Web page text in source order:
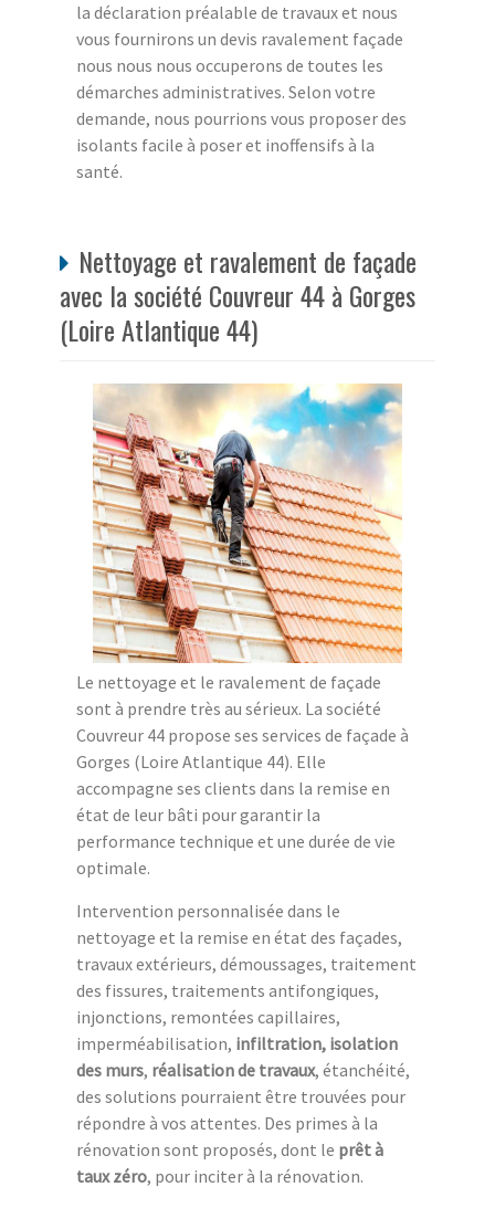
la déclaration préalable de travaux et nous
vous fournirons un devis ravalement façade
nous nous nous occuperons de toutes les
démarches administratives. Selon votre
demande, nous pourrions vous proposer des
isolants facile à poser et inoffensifs à la
santé.
Nettoyage et ravalement de façade
avec la société Couvreur 44 à Gorges
(Loire Atlantique 44)
Le nettoyage et le ravalement de façade
sont à prendre très au sérieux. La société
Couvreur 44 propose ses services de façade à
Gorges (Loire Atlantique 44). Elle
accompagne ses clients dans la remise en
état de leur bâti pour garantir la
performance technique et une durée de vie
optimale.
Intervention personnalisée dans le
nettoyage et la remise en état des façades,
travaux extérieurs, démoussages, traitement
des fissures, traitements antifongiques,
injonctions, remontées capillaires,
imperméabilisation, infiltration, isolation
des murs, réalisation de travaux, étanchéité,
des solutions pourraient être trouvées pour
répondre à vos attentes. Des primes à la
rénovation sont proposés, dont le prêt à
taux zéro, pour inciter à la rénovation.